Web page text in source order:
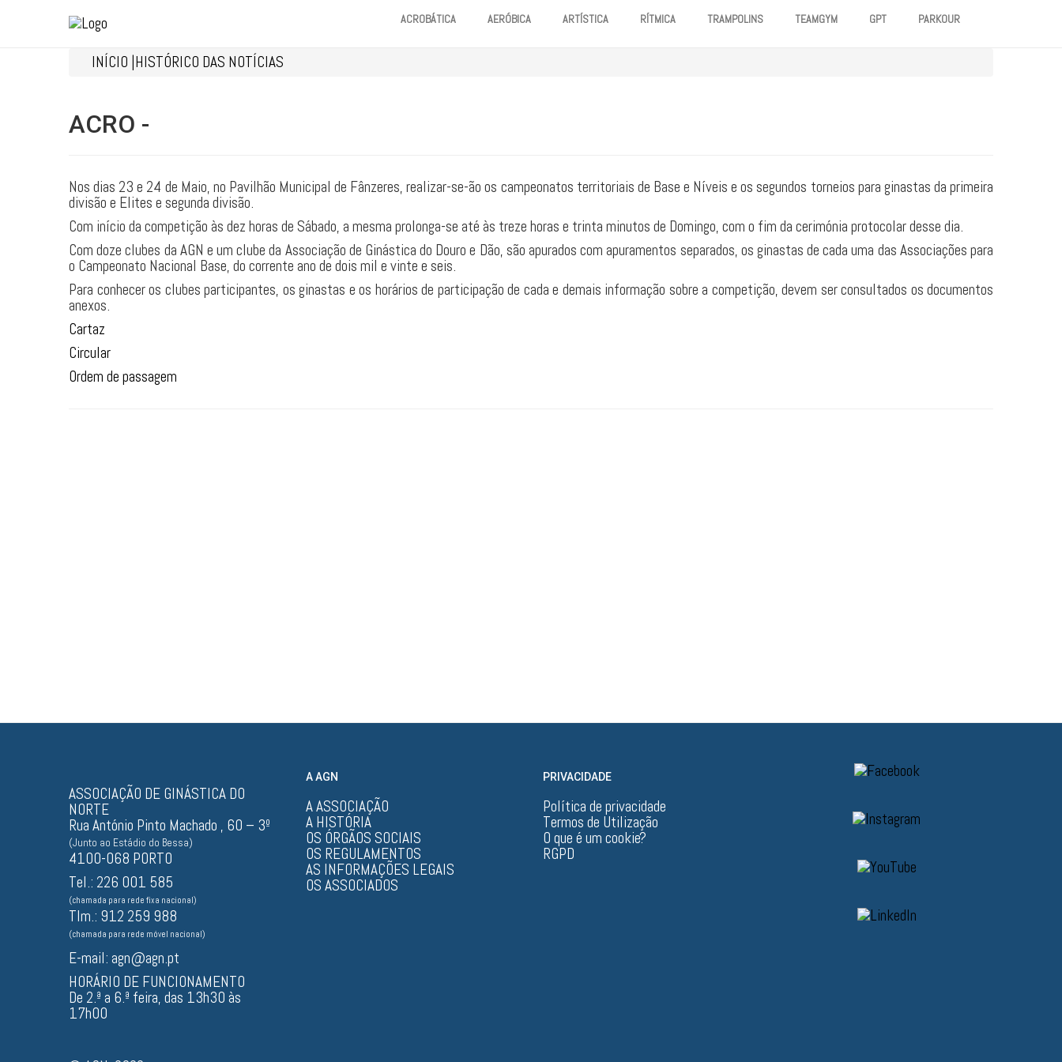
ACROBÁTICA AERÓBICA ARTÍSTICA RÍTMICA TRAMPOLINS TEAMGYM GPT PARKOUR
INÍCIO |HISTÓRICO DAS NOTÍCIAS
ACRO -
Nos dias 23 e 24 de Maio, no Pavilhão Municipal de Fânzeres, realizar-se-ão os campeonatos territoriais de Base e Níveis e os segundos torneios para ginastas da primeira
divisão e Elites e segunda divisão.
Com início da competição às dez horas de Sábado, a mesma prolonga-se até às treze horas e trinta minutos de Domingo, com o fim da cerimónia protocolar desse dia.
Com doze clubes da AGN e um clube da Associação de Ginástica do Douro e Dão, são apurados com apuramentos separados, os ginastas de cada uma das Associações para
o Campeonato Nacional Base, do corrente ano de dois mil e vinte e seis.
Para conhecer os clubes participantes, os ginastas e os horários de participação de cada e demais informação sobre a competição, devem ser consultados os documentos
anexos.
Cartaz
Circular
Ordem de passagem
ASSOCIAÇÃO DE GINÁSTICA DO
NORTE
Rua António Pinto Machado , 60 – 3º
(Junto ao Estádio do Bessa)
4100-068 PORTO
Tel.: 226 001 585
(chamada para rede fixa nacional)
Tlm.: 912 259 988
(chamada para rede móvel nacional)
E-mail: agn@agn.pt
HORÁRIO DE FUNCIONAMENTO
De 2.ª a 6.ª feira, das 13h30 às
17h00
A AGN
A ASSOCIAÇÃO
A HISTÓRIA
OS ÓRGÃOS SOCIAIS
OS REGULAMENTOS
AS INFORMAÇÕES LEGAIS
OS ASSOCIADOS
PRIVACIDADE
Política de privacidade
Termos de Utilização
O que é um cookie?
RGPD